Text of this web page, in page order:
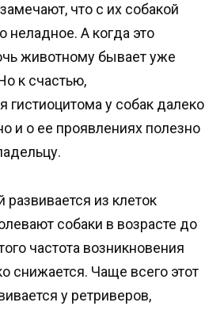
что с их собакой
неладное. А когда это
животному бывает уже
к счастью,
гистиoцитома у собак далеко
и о ее проявлениях полезно
развивается из клеток
собаки в возрасте до
частота возникновения
снижается. Чаще всего этот
у ретриверов,